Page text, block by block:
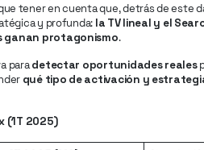
tener en cuenta que, detrás de este
y profunda: la TV lineal y el
ganan protagonismo.
paradetectar oportunidades reales
qué tipo de activación y
(1T 2025)